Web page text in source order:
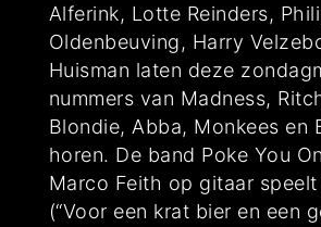
Alferink, Lotte Reinders,
Oldenbeuving, Harry
Huisman laten deze
nummers van Madness,
Blondie, Abba, Monkees en
horen. De band Poke You
Marco Feith op gitaar
(“Voor een krat bier en een